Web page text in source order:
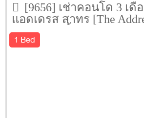
[9656] เช่าคอนโด 3 เดื
แอดเดรส สาทร [The
55.5 ตรม. ชั้น 25
1 Bed